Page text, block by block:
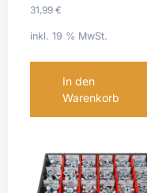
31,99 €
inkl. 19 % MwSt.
In den
Warenkorb